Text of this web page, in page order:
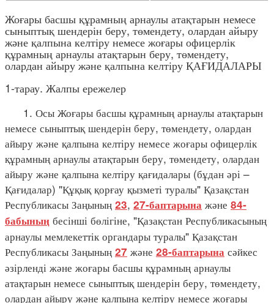
Жоғары басшы құрамның арнаулы атақтарын немесе
сыныптық шендерін беру, төмендету, олардан айыру
және қалпына келтіру немесе жоғары офицерлік
құрамның арнаулы атақтарын беру, төмендету,
олардан айыру және қалпына келтіру ҚАҒИДАЛАРЫ
1-тарау. Жалпы ережелер
1. Осы Жоғары басшы құрамның арнаулы атақтарын
немесе сыныптық шендерін беру, төмендету, олардан
айыру және қалпына келтіру немесе жоғары офицерлік
құрамның арнаулы атақтарын беру, төмендету, олардан
айыру және қалпына келтіру қағидалары (бұдан әрі –
Қағидалар) "Құқық қорғау қызметі туралы" Қазақстан
Республикасы Заңының 23, 27-баптарына және 84-
бабының бесінші бөлігіне, "Қазақстан Республикасының
арнаулы мемлекеттік органдары туралы" Қазақстан
Республикасы Заңының 27 және 28-баптарына сәйкес
әзірленді және жоғары басшы құрамның арнаулы
атақтарын немесе сыныптық шендерін беру, төмендету,
олардан айыру және қалпына келтіру немесе жоғары